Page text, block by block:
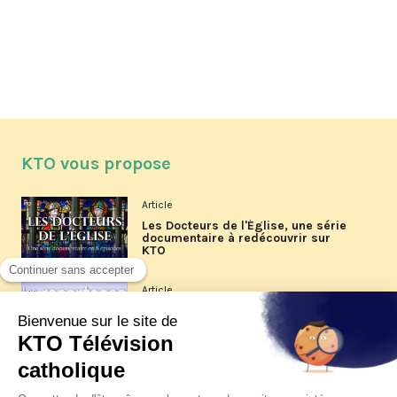
KTO vous propose
Article
Les Docteurs de l'Église, une série
documentaire à redécouvrir sur
KTO
Article
Les reportages d'été 2026 de KTO
La visite pastorale du pape Léon